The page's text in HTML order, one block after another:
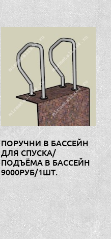
ПОРУЧНИ В БАССЕЙН
ДЛЯ СПУСКА/
ПОДЪЁМА В БАССЕЙН
9000РУБ/1ШТ.